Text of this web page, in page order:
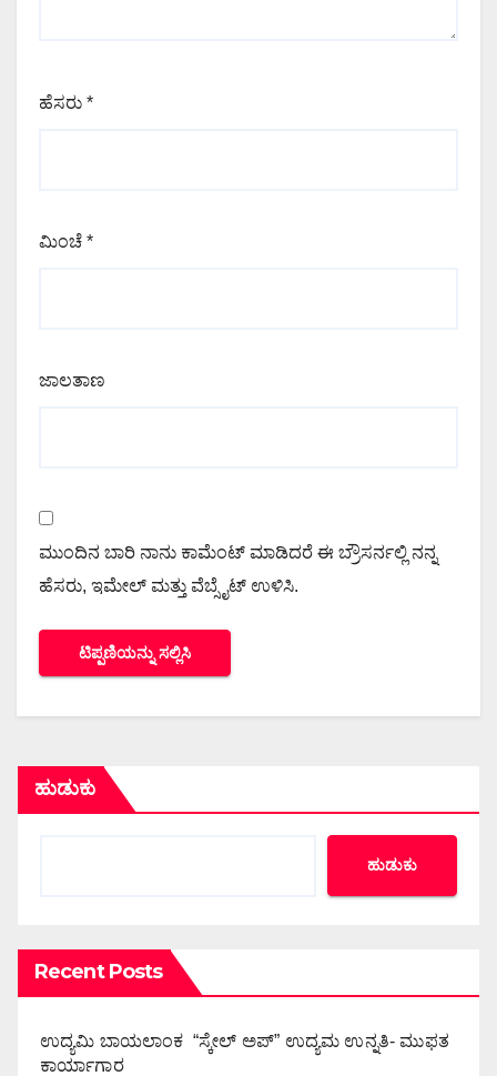
ಹೆಸರು *
ಮಿಂಚೆ *
ಜಾಲತಾಣ
ಮುಂದಿನ ಬಾರಿ ನಾನು ಕಾಮೆಂಟ್ ಮಾಡಿದರೆ ಈ ಬ್ರೌಸರ್ನಲ್ಲಿ ನನ್ನ
ಹೆಸರು, ಇಮೇಲ್ ಮತ್ತು ವೆಬ್ಸೈಟ್ ಉಳಿಸಿ.
ಹುಡುಕು
ಹುಡುಕು
Recent Posts
ಉದ್ಯಮಿ ಬಾಯಲಾಂಕ “ಸ್ಕೇಲ್ ಅಪ್” ಉದ್ಯಮ ಉನ್ನತಿ- ಮುಫತ
ಕಾರ್ಯಾಗಾರ